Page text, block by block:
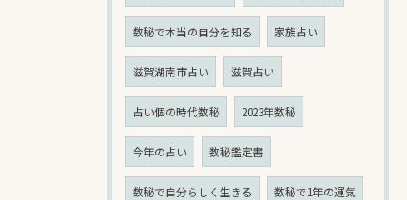
数秘で本当の自分を知る 家族占い
滋賀湖南市占い 滋賀占い
占い個の時代数秘 2023年数秘
今年の占い 数秘鑑定書
数秘で自分らしく生きる 数秘で1年の運気